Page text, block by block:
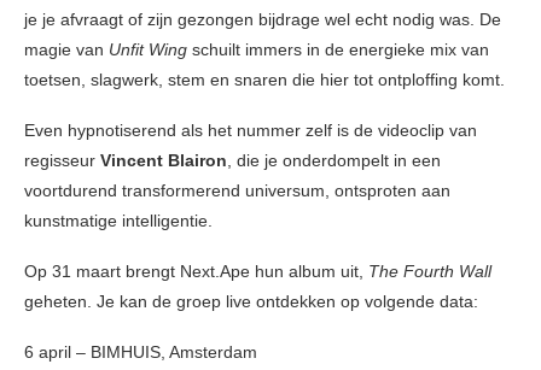
je je afvraagt of zijn gezongen bijdrage wel echt nodig was. De
magie van Unfit Wing schuilt immers in de energieke mix van
toetsen, slagwerk, stem en snaren die hier tot ontploffing komt.
Even hypnotiserend als het nummer zelf is de videoclip van
regisseur Vincent Blairon , die je onderdompelt in een
voortdurend transformerend universum, ontsproten aan
kunstmatige intelligentie.
Op 31 maart brengt Next.Ape hun album uit, The Fourth Wall
geheten. Je kan de groep live ontdekken op volgende data:
6 april – BIMHUIS, Amsterdam